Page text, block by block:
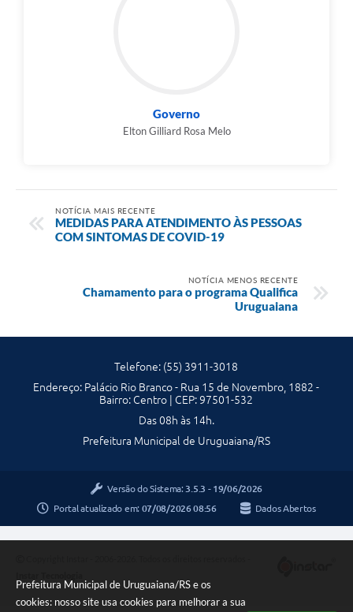
Prefeitura Municipal de Uruguaiana/RS e os
cookies: nosso site usa cookies para melhorar a sua
Governo
Elton Gilliard Rosa Melo
NOTÍCIA MAIS RECENTE
MEDIDAS PARA ATENDIMENTO ÀS PESSOAS
COM SINTOMAS DE COVID-19
NOTÍCIA MENOS RECENTE
Chamamento para o programa Qualifica
Uruguaiana
Telefone: (55) 3911-3018
Endereço: Palácio Rio Branco - Rua 15 de Novembro, 1882 -
Bairro: Centro | CEP: 97501-532
Das 08h às 14h.
Prefeitura Municipal de Uruguaiana/RS
Versão do Sistema: 3.5.3 - 19/06/2026
Portal atualizado em: 07/08/2026 08:56 Dados Abertos